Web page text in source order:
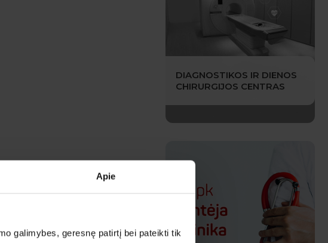
Apie
galimybes, geresnę patirtį bei pateikti tik
DIAGNOSTIKOS IR DIENOS
CHIRURGIJOS CENTRAS